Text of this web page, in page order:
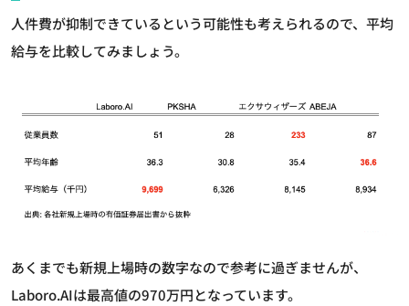
人件費が抑制できているという可能性も考えられるので、平均
給与を比較してみましょう。
あくまでも新規上場時の数字なので参考に過ぎませんが、
Laboro.AIは最高値の970万円となっています。